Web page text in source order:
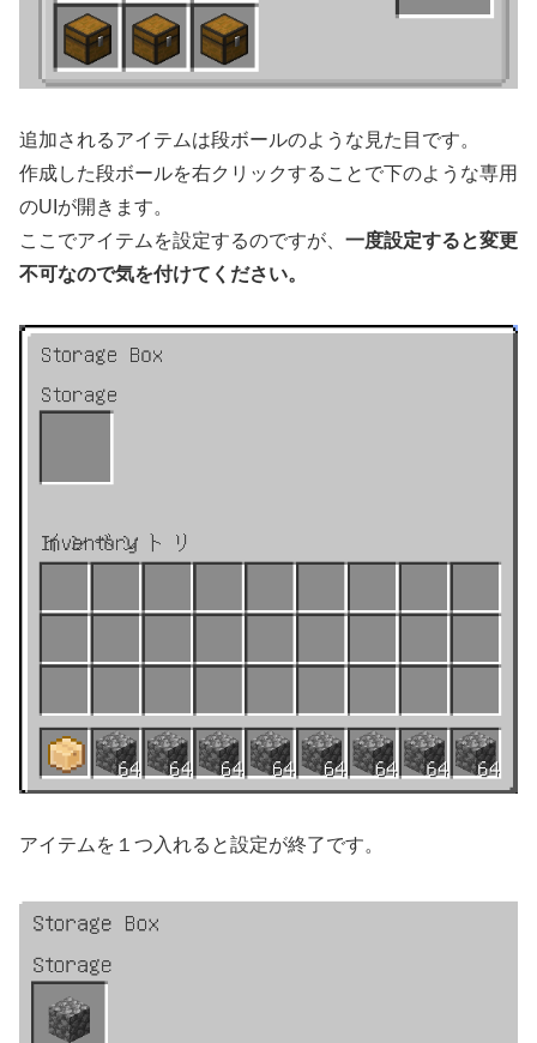
追加されるアイテムは段ボールのような見た目です。
作成した段ボールを右クリックすることで下のような専用
のUIが開きます。
ここでアイテムを設定するのですが、 一度設定すると変更
不可なので気を付けてください。
アイテムを１つ入れると設定が終了です。